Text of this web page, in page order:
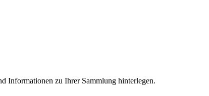
Informationen zu Ihrer Sammlung hinterlegen.